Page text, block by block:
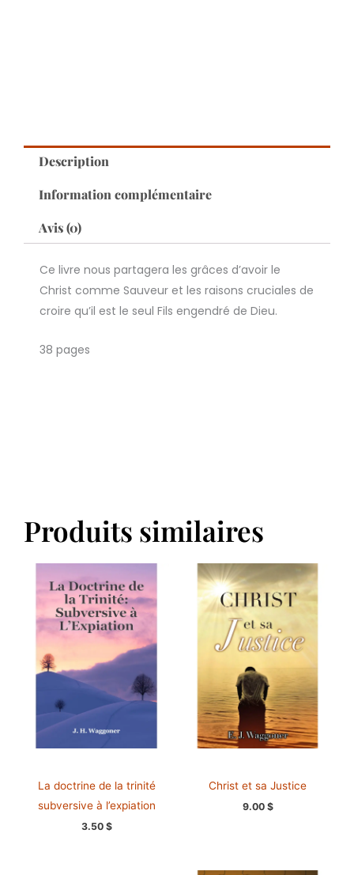
Description
Information complémentaire
Avis (0)
Ce livre nous partagera les grâces d’avoir le
Christ comme Sauveur et les raisons cruciales de
croire qu’il est le seul Fils engendré de Dieu.
38 pages
Produits similaires
La doctrine de la trinité
subversive à l’expiation
3.50 $
Christ et sa Justice
9.00 $